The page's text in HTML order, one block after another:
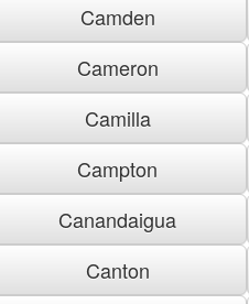
Camden
Cameron
Camilla
Campton
Canandaigua
Canton